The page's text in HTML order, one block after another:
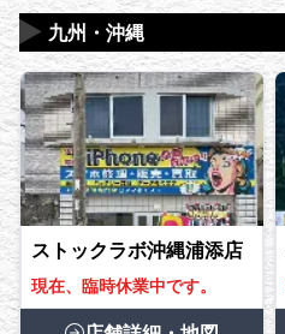
九州・沖縄
▶
ストックラボ沖縄浦添店
現在、臨時休業中です。